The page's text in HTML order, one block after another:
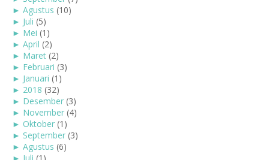
► Agustus (10)
► Juli (5)
► Mei (1)
► April (2)
► Maret (2)
► Februari (3)
► Januari (1)
► 2018 (32)
► Desember (3)
► November (4)
► Oktober (1)
► September (3)
► Agustus (6)